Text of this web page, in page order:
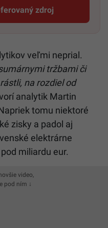
zdroj
odkaz sa otvorí v
veľmi neprial.
tržbami či
na rozdiel od
analytik Martin
tomu niektoré
zisky a padol aj
elektrárne
miliardu eur.
video,
pod ním ↓